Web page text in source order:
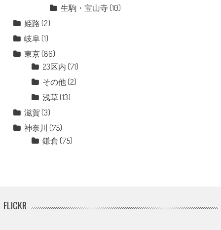
生駒・宝山寺(10)
姫路 (2)
岐阜(1)
東京(86)
23区内 (71)
その他(2)
浅草(13)
滋賀 (3)
神奈川 (75)
鎌倉 (75)
FLICKR